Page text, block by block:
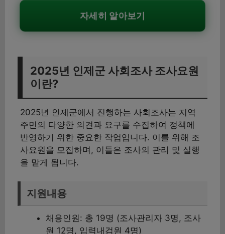
자세히 알아보기
2025년 인제군 사회조사 조사요원
이란?
2025년 인제군에서 진행하는 사회조사는 지역
주민의 다양한 의견과 요구를 수집하여 정책에
반영하기 위한 중요한 작업입니다. 이를 위해 조
사요원을 모집하며, 이들은 조사의 관리 및 실행
을 맡게 됩니다.
지원내용
채용인원: 총 19명 (조사관리자 3명, 조사
원 12명, 입력내검원 4명)